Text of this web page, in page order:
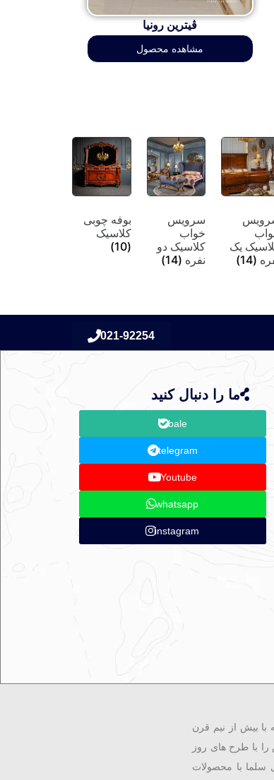
ڤیترین رونیا
مشاهده محصول
یک
(14)
سرویس
خواب
کلاسیک دو
نفره (14)
بوفه چوبی
کلاسیک
(10)
021-92254
ما را دنبال کنید
bale
telegram
Youtube
whatsapp
instagram
بیش از نیم قرن
با طرح های روز
سلما با محصولات